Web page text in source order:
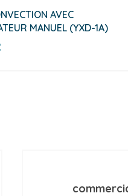
AVEC
MANUEL (YXD-1A)